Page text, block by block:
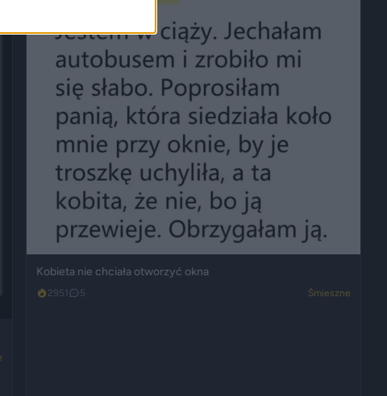
Kobieta nie chciała otworzyć okna
2951 5 Śmieszne